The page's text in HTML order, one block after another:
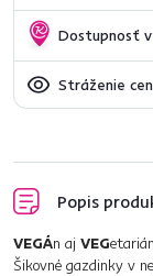
Dostupnosť
Stráženie
Popis
VEGÁn aj VEG
Šikovné gazdinky v